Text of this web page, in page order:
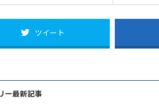
ツイート
ー最新記事